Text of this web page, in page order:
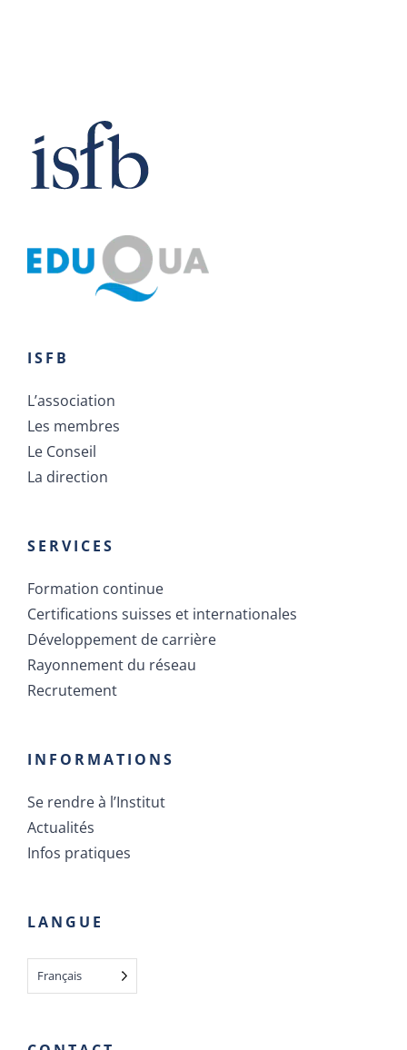
ISFB
L’association
Les membres
Le Conseil
La direction
SERVICES
Formation continue
Certifications suisses et internationales
Développement de carrière
Rayonnement du réseau
Recrutement
INFORMATIONS
Se rendre à l’Institut
Actualités
Infos pratiques
LANGUE
Français